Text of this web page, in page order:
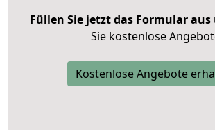
Füllen Sie jetzt das Formular aus
Sie kostenlose
Kostenlose Angebote